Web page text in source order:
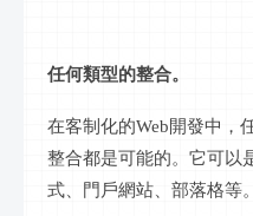
任何類型的整合。
在客制化的Web開發中，
整合都是可能的。它可以
式、門戶網站、 部落格等。